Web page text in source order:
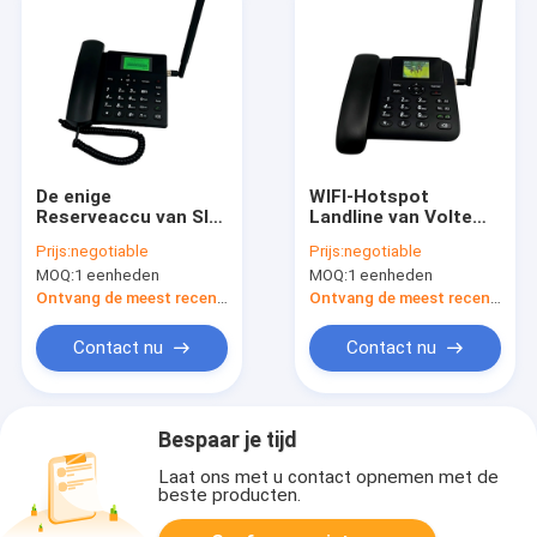
De enige
Reserveaccu van SIM
Phone 4G Volte
Prijs:negotiable
MOQ:1 eenheden
Ontvang de meest recente Prijs
Contact nu
WIFI-Hotspot
Landline van Volte
Prijs:negotiable
MOQ:1 eenheden
Ontvang de meest recente Prijs
Contact nu
Bespaar je tijd
Laat ons met u contact opnemen met de
beste producten.